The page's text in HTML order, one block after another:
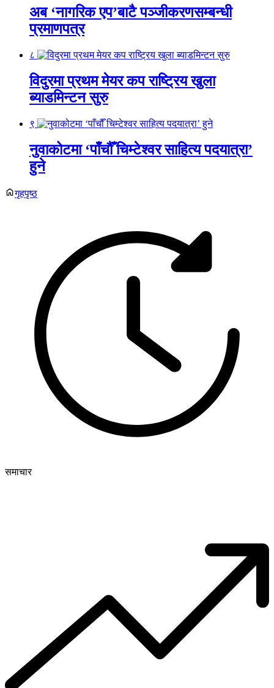
अब ‘नागरिक एप’बाटै पञ्जीकरणसम्बन्धी
प्रमाणपत्र
८
विदुरमा प्रथम मेयर कप राष्ट्रिय खुला
ब्याडमिन्टन सुरु
९
नुवाकोटमा ‘पाँचौँ चिम्टेश्वर साहित्य पदयात्रा’
हुने
गृहपृष्ठ
समाचार